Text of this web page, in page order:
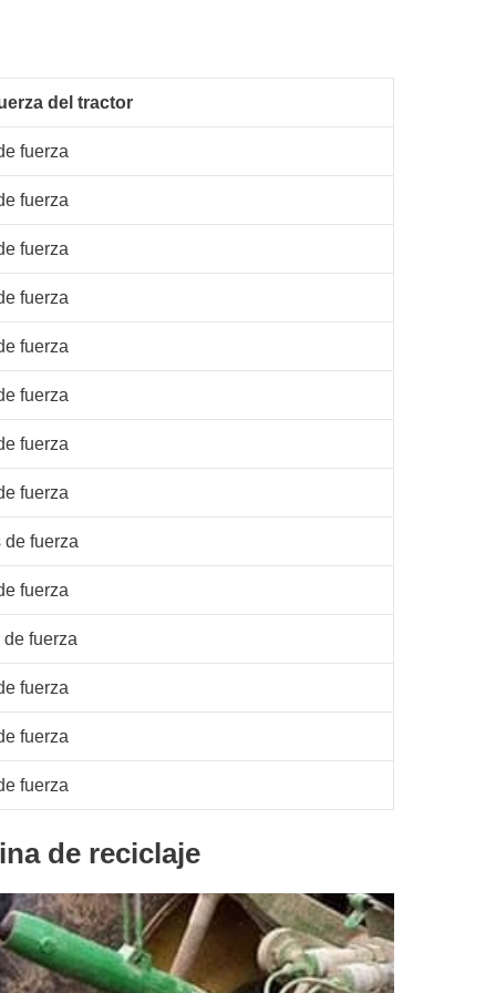
del tractor
fuerza
fuerza
fuerza
fuerza
fuerza
fuerza
fuerza
fuerza
fuerza
fuerza
fuerza
fuerza
fuerza
fuerza
de reciclaje